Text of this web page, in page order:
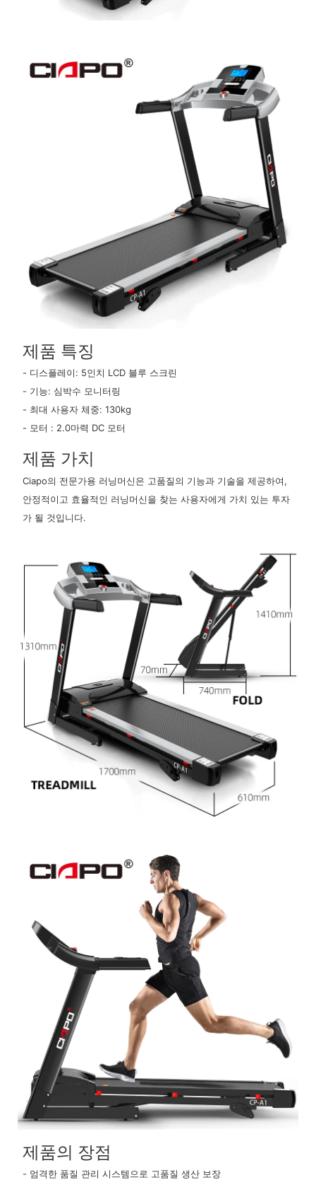
제품 특징
- 디스플레이: 5인치 LCD 블루 스크린
- 기능: 심박수 모니터링
- 최대 사용자 체중: 130kg
- 모터 : 2.0마력 DC 모터
제품 가치
Ciapo의 전문가용 러닝머신은 고품질의 기능과 기술을 제공하여,
안정적이고 효율적인 러닝머신을 찾는 사용자에게 가치 있는 투자
가 될 것입니다.
제품의 장점
- 엄격한 품질 관리 시스템으로 고품질 생산 보장